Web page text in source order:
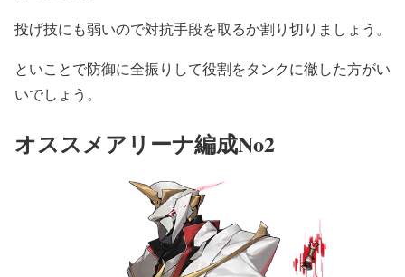
投げ技にも弱いので対抗手段を取るか割り切りましょう。
といことで防御に全振りして役割をタンクに徹した方がい
いでしょう。
オススメアリーナ編成No2